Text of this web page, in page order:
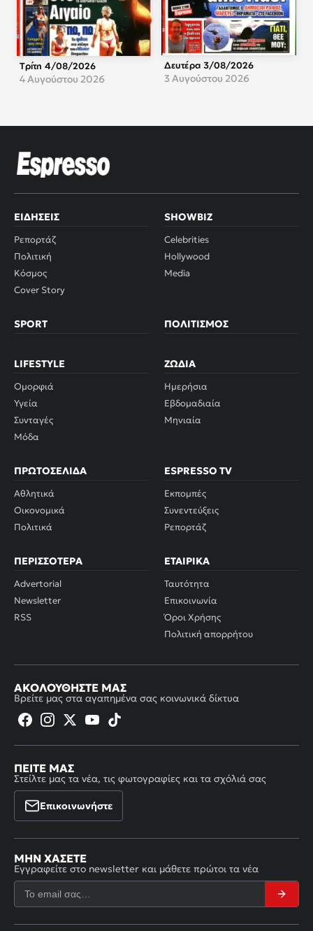
Τρίτη 4/08/2026
4 Αυγούστου 2026
Δευτέρα 3/08/2026
3 Αυγούστου 2026
ΕΙΔΉΣΕΙΣ
Ρεπορτάζ
Πολιτική
Κόσμος
Cover Story
SHOWBIZ
Celebrities
Hollywood
Media
SPORT ΠΟΛΙΤΙΣΜΌΣ
LIFESTYLE
Ομορφιά
Υγεία
Συνταγές
Μόδα
ΖΏΔΙΑ
Ημερήσια
Εβδομαδιαία
Μηνιαία
ΠΡΩΤΟΣΈΛΙΔΑ
Αθλητικά
Οικονομικά
Πολιτικά
ESPRESSO TV
Εκπομπές
Συνεντεύξεις
Ρεπορτάζ
ΠΕΡΙΣΣΌΤΕΡΑ
Advertorial
Newsletter
RSS
ΕΤΑΙΡΙΚΆ
Ταυτότητα
Επικοινωνία
Όροι Χρήσης
Πολιτική απορρήτου
ΑΚΟΛΟΥΘΉΣΤΕ ΜΑΣ
Βρείτε μας στα αγαπημένα σας κοινωνικά δίκτυα
ΠΕΊΤΕ ΜΑΣ
Στείλτε μας τα νέα, τις φωτογραφίες και τα σχόλιά σας
Επικοινωνήστε
ΜΗΝ ΧΆΣΕΤΕ
Εγγραφείτε στο newsletter και μάθετε πρώτοι τα νέα